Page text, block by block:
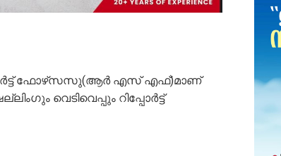
ഫോഴ്‌സസു(ആര്‍ എസ് എഫ്)മാണ്
വെടിവെപ്പും റിപ്പോര്‍ട്ട്